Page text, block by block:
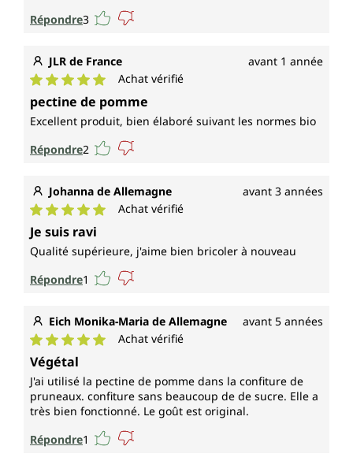
Répondre3
JLR de France avant 1 année
Note moyenne de 5 sur 5 étoiles
Achat vérifié
pectine de pomme
Excellent produit, bien élaboré suivant les normes bio
Répondre2
Johanna de Allemagne avant 3 années
Note moyenne de 5 sur 5 étoiles
Achat vérifié
Je suis ravi
Qualité supérieure, j'aime bien bricoler à nouveau
Répondre1
Eich Monika-Maria de Allemagne avant 5 années
Note moyenne de 5 sur 5 étoiles
Achat vérifié
Végétal
J'ai utilisé la pectine de pomme dans la confiture de
pruneaux. confiture sans beaucoup de de sucre. Elle a
très bien fonctionné. Le goût est original.
Répondre1